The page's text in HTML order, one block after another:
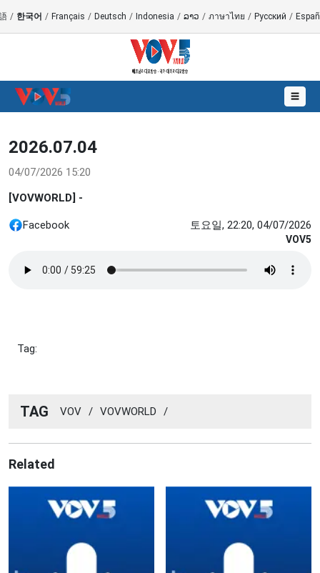
/ 한국어 / Français / Deutsch / Indonesia / ລາວ / ภาษาไทย / Русский /
☰
2026.07.04
04/07/2026 15:20
[VOVWORLD] -
Facebook 토요일, 22:20, 04/07/2026
VOV5
Tag:
TAG VOV / VOVWORLD /
Related